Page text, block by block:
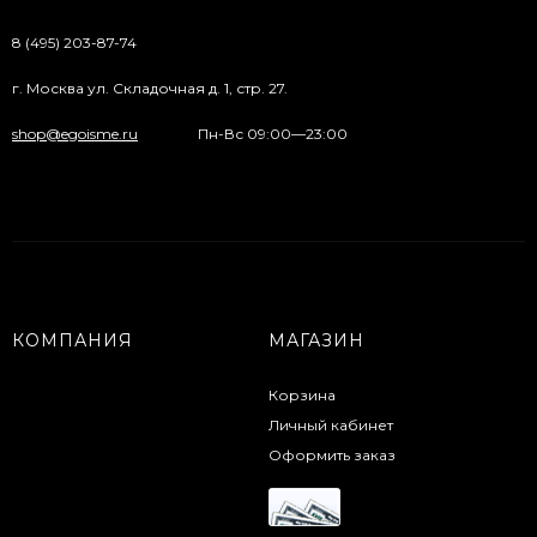
8 (495) 203-87-74
г. Москва ул. Складочная д. 1, стр. 27.
shop@egoisme.ru Пн-Вс 09:00—23:00
КОМПАНИЯ МАГАЗИН
Корзина
Личный кабинет
Оформить заказ